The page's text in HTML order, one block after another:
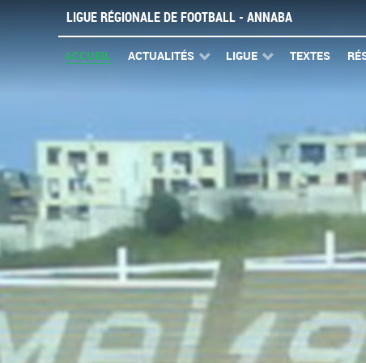
LIGUE RÉGIONALE DE FOOTBALL - ANNABA
ACCUEIL ACTUALITÉS LIGUE TEXTES